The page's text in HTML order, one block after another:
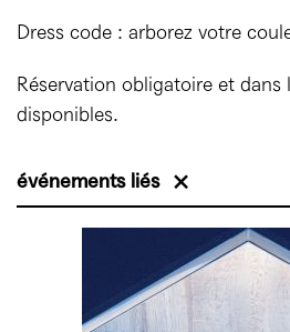
Dress code : arborez votre
Réservation obligatoire et dans
disponibles.
événements liés